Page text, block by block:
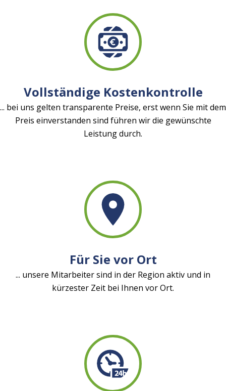
Vollständige Kostenkontrolle
... bei uns gelten transparente Preise, erst wenn Sie mit dem
Preis einverstanden sind führen wir die gewünschte
Leistung durch.
Für Sie vor Ort
... unsere Mitarbeiter sind in der Region aktiv und in
kürzester Zeit bei Ihnen vor Ort.